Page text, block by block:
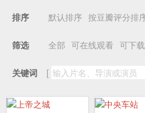
排序 默认排序 按豆瓣评分排
筛选 全部 可在线观看 可下载
关键词 [